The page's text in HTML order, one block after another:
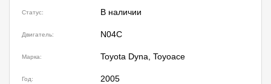
Статус: В наличии
Двигатель: N04C
Марка: Toyota Dyna, Toyoace
Год: 2005